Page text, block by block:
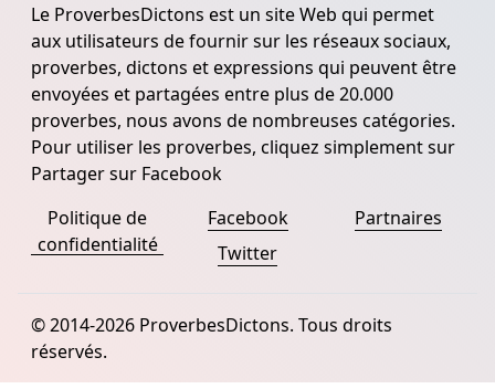
Le ProverbesDictons est un site Web qui permet
aux utilisateurs de fournir sur les réseaux sociaux,
proverbes, dictons et expressions qui peuvent être
envoyées et partagées entre plus de 20.000
proverbes, nous avons de nombreuses catégories.
Pour utiliser les proverbes, cliquez simplement sur
Partager sur Facebook
Politique de
confidentialité
Facebook
Twitter
Partnaires
© 2014-2026 ProverbesDictons. Tous droits
réservés.